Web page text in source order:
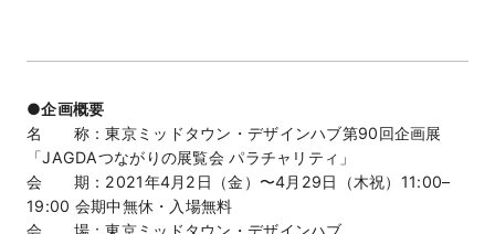
●企画概要
名 称：東京ミッドタウン・デザインハブ第90回企画展
「JAGDAつながりの展覧会 パラチャリティ」
会 期：2021年4月2日（金）〜4月29日（木祝）11:00–
19:00 会期中無休・入場無料
会 場：東京ミッドタウン・デザインハブ